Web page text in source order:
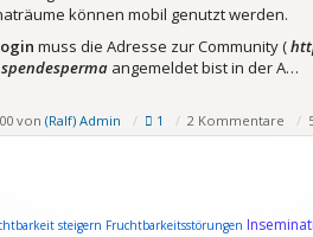
können mobil genutzt werden.
muss die Adresse zur Community (
spendespermaangemeldet bist in der A…
von (Ralf) Admin 1 2 Kommentare
steigern Fruchtbarkeitsstörungen